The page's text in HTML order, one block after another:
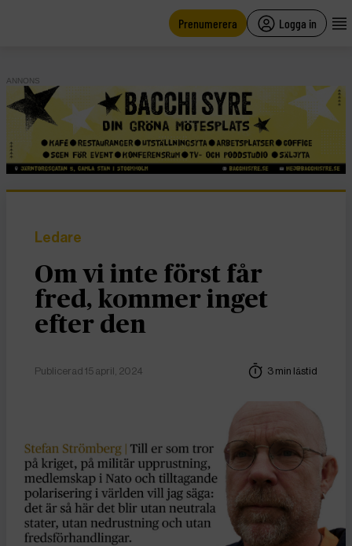
Prenumerera Logga in
ANNONS
Ledare
Om vi inte först får
fred, kommer inget
efter den
Publicerad 15 april, 2024 3 min lästid